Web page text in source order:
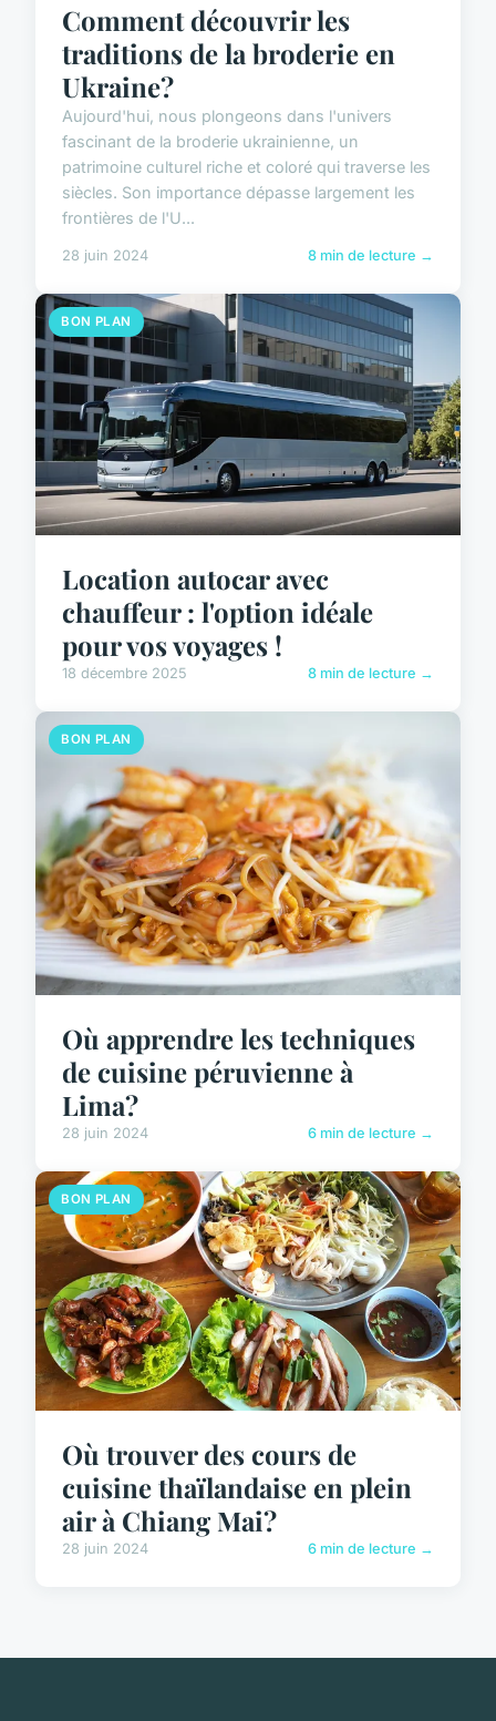
Comment découvrir les
traditions de la broderie en
Ukraine?
Aujourd'hui, nous plongeons dans l'univers
fascinant de la broderie ukrainienne, un
patrimoine culturel riche et coloré qui traverse les
siècles. Son importance dépasse largement les
frontières de l'U...
28 juin 2024 8 min de lecture →
BON PLAN
Location autocar avec
chauffeur : l'option idéale
pour vos voyages !
18 décembre 2025 8 min de lecture →
BON PLAN
Où apprendre les techniques
de cuisine péruvienne à
Lima?
28 juin 2024 6 min de lecture →
BON PLAN
Où trouver des cours de
cuisine thaïlandaise en plein
air à Chiang Mai?
28 juin 2024 6 min de lecture →